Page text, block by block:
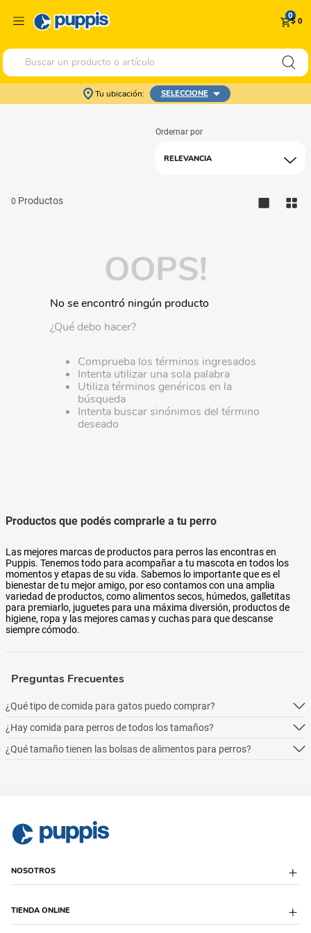
0$ 0
Buscar un producto o artículo
Tu ubicación: SELECCIONE
RELEVANCIA
0
OOPS!
No se encontró ningún producto
¿Qué debo hacer?
Comprueba los términos ingresados
Intenta utilizar una sola palabra
Utiliza términos genéricos en la
búsqueda
Intenta buscar sinónimos del término
deseado
Productos que podés comprarle a tu perro
Las mejores marcas de productos para perros las encontras en
Puppis. Tenemos todo para acompañar a tu mascota en todos los
momentos y etapas de su vida. Sabemos lo importante que es el
bienestar de tu mejor amigo, por eso contamos con una amplia
variedad de productos, como alimentos secos, húmedos, galletitas
para premiarlo, juguetes para una máxima diversión, productos de
higiene, ropa y las mejores camas y cuchas para que descanse
siempre cómodo.
Preguntas Frecuentes
¿Qué tipo de comida para gatos puedo comprar?
Podés comprar online 5 tipos: alimento seco para perros, alimento
húmedo, alimento medicado, para necesidades especialesy alimentos
¿Hay comida para perros de todos los tamaños?
Podés comprar online 5 tipos: alimento seco para perros, alimento
¿Qué tamaño tienen las bolsas de alimentos para perros?
NOSOTROS
TIENDA ONLINE